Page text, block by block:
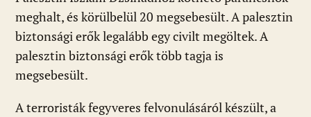
meghalt, és körülbelül 20 megsebesült. A palesztin
biztonsági erők legalább egy civilt megöltek. A
palesztin biztonsági erők több tagja is
megsebesült.
A terroristák fegyveres felvonulásáról készült, a